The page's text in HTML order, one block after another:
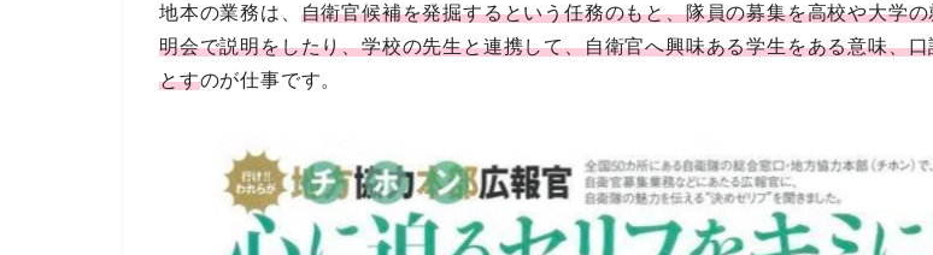
地本の業務は、 自衛官候補を発掘するという任務のもと、隊員の募集を高校や大学
明会で説明をしたり、学校の先生と連携して、自衛官へ興味ある学生をある意味、
とすのが仕事です。